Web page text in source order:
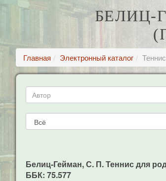
БЕЛИЦ-
Главная Электронный каталог
Белиц-Гейман, С. П. Теннис для
ББК: 75.577